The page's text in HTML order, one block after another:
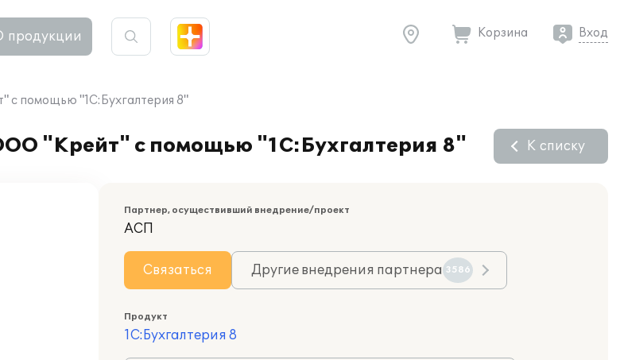
продукции Корзина Вход
с помощью "1С:Бухгалтерия 8"
"Крейт" с помощью "1С:Бухгалтерия 8" К списку
Партнер, осуществивший внедрение/проект
АСП
Связаться Другие внедрения партнера 3586
Продукт
1С:Бухгалтерия 8